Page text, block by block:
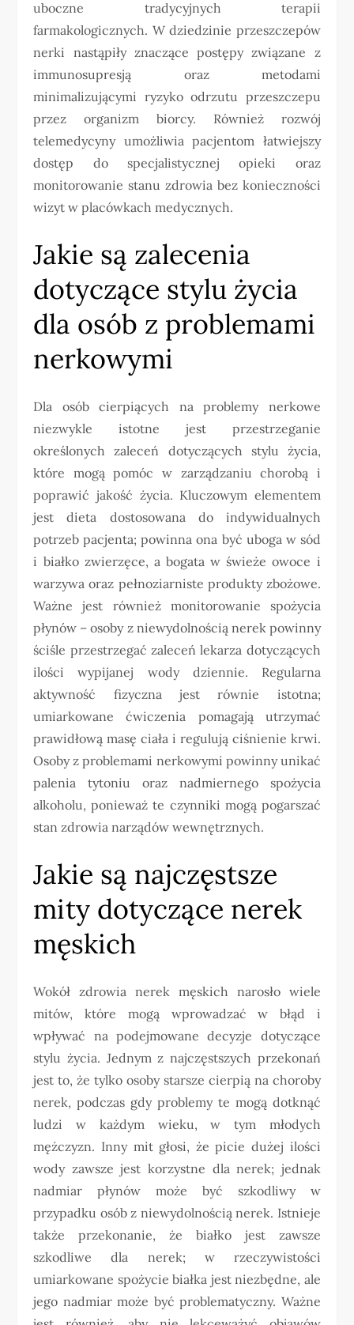
uboczne tradycyjnych terapii
farmakologicznych. W dziedzinie przeszczepów
nerki nastąpiły znaczące postępy związane z
immunosupresją oraz metodami
minimalizującymi ryzyko odrzutu przeszczepu
przez organizm biorcy. Również rozwój
telemedycyny umożliwia pacjentom łatwiejszy
dostęp do specjalistycznej opieki oraz
monitorowanie stanu zdrowia bez konieczności
wizyt w placówkach medycznych.
Jakie są zalecenia
dotyczące stylu życia
dla osób z problemami
nerkowymi
Dla osób cierpiących na problemy nerkowe
niezwykle istotne jest przestrzeganie
określonych zaleceń dotyczących stylu życia,
które mogą pomóc w zarządzaniu chorobą i
poprawić jakość życia. Kluczowym elementem
jest dieta dostosowana do indywidualnych
potrzeb pacjenta; powinna ona być uboga w sód
i białko zwierzęce, a bogata w świeże owoce i
warzywa oraz pełnoziarniste produkty zbożowe.
Ważne jest również monitorowanie spożycia
płynów – osoby z niewydolnością nerek powinny
ściśle przestrzegać zaleceń lekarza dotyczących
ilości wypijanej wody dziennie. Regularna
aktywność fizyczna jest równie istotna;
umiarkowane ćwiczenia pomagają utrzymać
prawidłową masę ciała i regulują ciśnienie krwi.
Osoby z problemami nerkowymi powinny unikać
palenia tytoniu oraz nadmiernego spożycia
alkoholu, ponieważ te czynniki mogą pogarszać
stan zdrowia narządów wewnętrznych.
Jakie są najczęstsze
mity dotyczące nerek
męskich
Wokół zdrowia nerek męskich narosło wiele
mitów, które mogą wprowadzać w błąd i
wpływać na podejmowane decyzje dotyczące
stylu życia. Jednym z najczęstszych przekonań
jest to, że tylko osoby starsze cierpią na choroby
nerek, podczas gdy problemy te mogą dotknąć
ludzi w każdym wieku, w tym młodych
mężczyzn. Inny mit głosi, że picie dużej ilości
wody zawsze jest korzystne dla nerek; jednak
nadmiar płynów może być szkodliwy w
przypadku osób z niewydolnością nerek. Istnieje
także przekonanie, że białko jest zawsze
szkodliwe dla nerek; w rzeczywistości
umiarkowane spożycie białka jest niezbędne, ale
jego nadmiar może być problematyczny. Ważne